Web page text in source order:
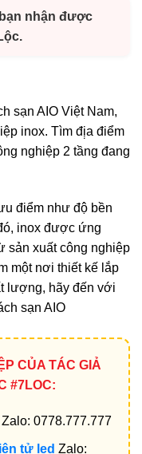
nhận được
sạn AIO Việt Nam,
inox. Tìm đị̣a điểm
nghiệp 2 tầng đang
điểm như độ bền
inox được ứng
sản xuất công nghiệp
một nơi thiết kế lắp
lượng, hãy đến với
sạn AIO
CỦA TÁC GIẢ
#7LOC:
Zalo: 0778.777.777
tử led Zalo: